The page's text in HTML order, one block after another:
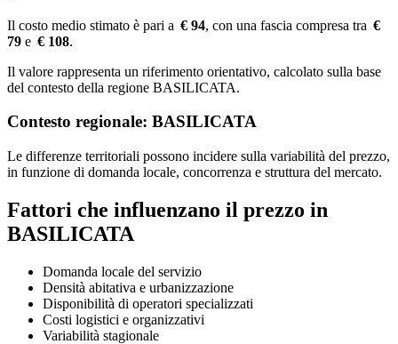
Il costo medio stimato è pari a € 94, con una fascia compresa tra €
79 e € 108.
Il valore rappresenta un riferimento orientativo, calcolato sulla base
del contesto della regione BASILICATA.
Contesto regionale: BASILICATA
Le differenze territoriali possono incidere sulla variabilità del prezzo,
in funzione di domanda locale, concorrenza e struttura del mercato.
Fattori che influenzano il prezzo in
BASILICATA
Domanda locale del servizio
Densità abitativa e urbanizzazione
Disponibilità di operatori specializzati
Costi logistici e organizzativi
Variabilità stagionale